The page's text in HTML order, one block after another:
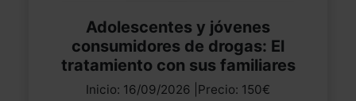
Adolescentes y jóvenes
consumidores de drogas: El
tratamiento con sus familiares
Inicio: 16/09/2026 |Precio: 150€